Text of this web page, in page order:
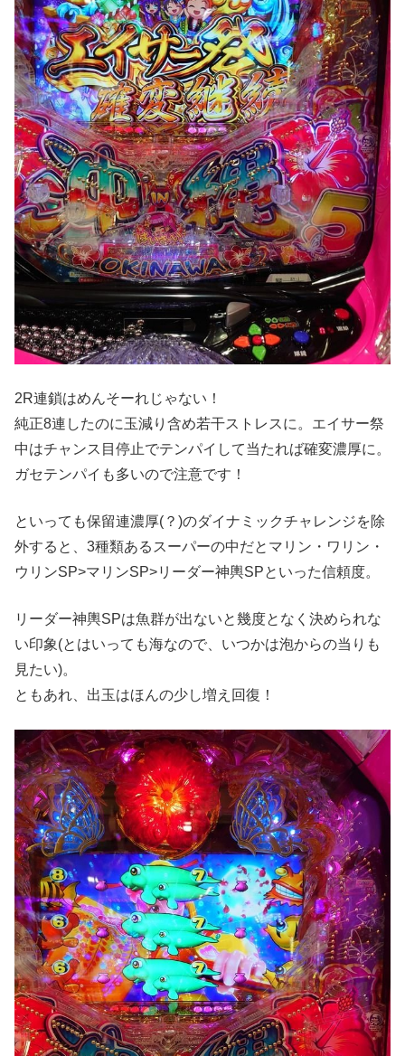
2R連鎖はめんそーれじゃない！
純正8連したのに玉減り含め若干ストレスに。エイサー祭
中はチャンス目停止でテンパイして当たれば確変濃厚に。
ガセテンパイも多いので注意です！
といっても保留連濃厚(？)のダイナミックチャレンジを除
外すると、3種類あるスーパーの中だとマリン・ワリン・
ウリンSP>マリンSP>リーダー神輿SPといった信頼度。
リーダー神輿SPは魚群が出ないと幾度となく決められな
い印象(とはいっても海なので、いつかは泡からの当りも
見たい)。
ともあれ、出玉はほんの少し増え回復！